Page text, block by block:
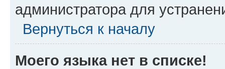
администратора для
Вернуться к началу
Моего языка нет в списке!